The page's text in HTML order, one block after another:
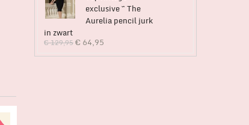
exclusive ~ The
Aurelia pencil jurk
in zwart
€129,95€ 64,95